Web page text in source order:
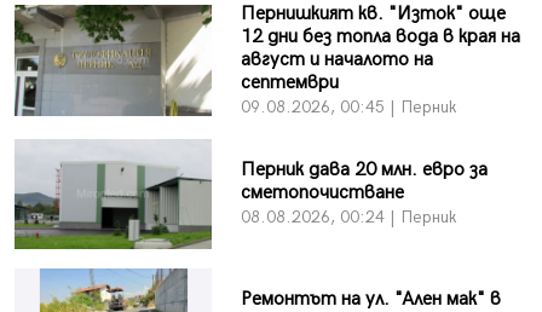
Пернишкият кв. "Изток" още
12 дни без топла вода в края на
август и началото на
септември
09.08.2026, 00:45 | Перник
Перник дава 20 млн. евро за
сметопочистване
08.08.2026, 00:24 | Перник
Ремонтът на ул. "Ален мак" в